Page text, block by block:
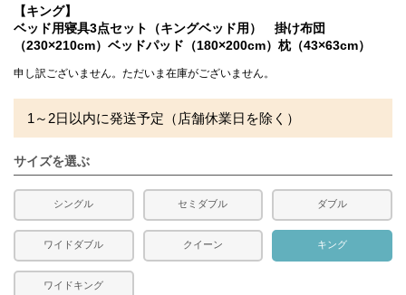
（40番手、平織り、打ち込み230本)
詰め物：中国産グレーダックダウン 85％、フェザー15%
かさ高：8～9cm前後
合い掛け布団です。
側生地：綿35％ ポリエステル65％
中素材：ポリエステル100％
充填量：0.97kg
四隅に固定用のゴムが付いています。
■枕
【キング】
ベッド用寝具3点セット（キングベッド用） 掛け布団
（230×210cm）ベッドパッド（180×200cm）枕（43×63cm）
申し訳ございません。ただいま在庫がございません。
1～2日以内に発送予定（店舗休業日を除く）
サイズを選ぶ
シングル セミダブル ダブル
ワイドダブル クイーン キング
ワイドキング